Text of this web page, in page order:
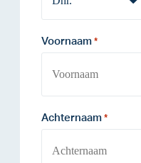
Voornaam *
Achternaam *